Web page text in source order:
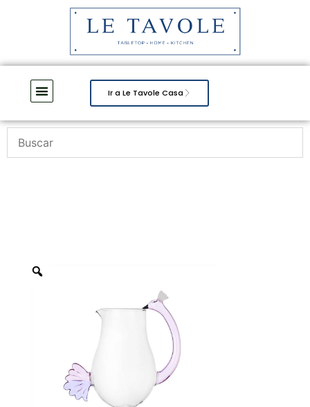
Ir a Le Tavole Casa